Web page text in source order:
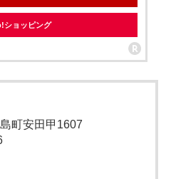
ショッピング
町安田甲1607